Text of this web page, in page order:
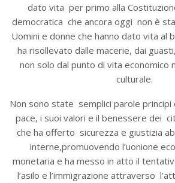
dato vita per primo alla
democratica che ancora oggi non è
Uomini e donne che hanno dato vita al
ha risollevato dalle macerie, dai
non solo dal punto di vita economico
culturale.
Non sono state semplici parole principi
pace, i suoi valori e il benessere dei
che ha offerto sicurezza e giustizia
interne,promuovendo l’uonione
monetaria e ha messo in atto il
l’asilo e l’immigrazione attraverso